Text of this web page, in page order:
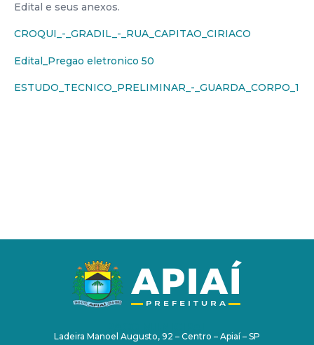
Edital e seus anexos.
CROQUI_-_GRADIL_-_RUA_CAPITAO_CIRIACO
Edital_Pregao eletronico 50
ESTUDO_TECNICO_PRELIMINAR_-_GUARDA_CORPO_1
Ladeira Manoel Augusto, 92 – Centro – Apiaí – SP